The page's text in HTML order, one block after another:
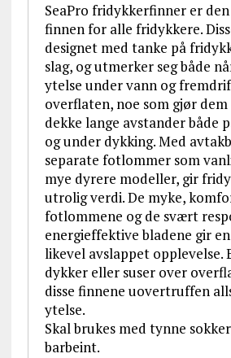
SeaPro fridykkerfinner er
finnen for alle fridykkere.
designet med tanke på
slag, og utmerker seg både
ytelse under vann og
overflaten, noe som gjør
dekke lange avstander både
og under dykking. Med
separate fotlommer som
mye dyrere modeller, gir
utrolig verdi. De myke,
fotlommene og de svært
energieffektive bladene gir
likevel avslappet opplevelse.
dykker eller suser over
disse finnene uovertruffen
ytelse.
Skal brukes med tynne
barbeint.